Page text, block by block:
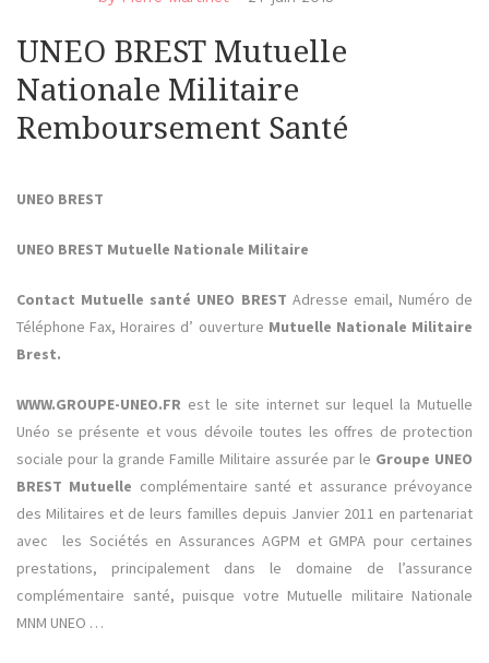
UNEO BREST Mutuelle
Nationale Militaire
Remboursement Santé
UNEO BREST
UNEO BREST Mutuelle Nationale Militaire
Contact Mutuelle santé UNEO BREST Adresse email, Numéro de
Téléphone Fax, Horaires d’ ouverture Mutuelle Nationale Militaire
Brest.
WWW.GROUPE-UNEO.FR est le site internet sur lequel la Mutuelle
Unéo se présente et vous dévoile toutes les offres de protection
sociale pour la grande Famille Militaire assurée par le Groupe UNEO
BREST Mutuelle complémentaire santé et assurance prévoyance
des Militaires et de leurs familles depuis Janvier 2011 en partenariat
avec les Sociétés en Assurances AGPM et GMPA pour certaines
prestations, principalement dans le domaine de l’assurance
complémentaire santé, puisque votre Mutuelle militaire Nationale
MNM UNEO …